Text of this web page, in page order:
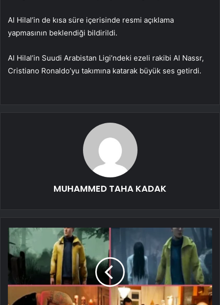
Al Hilal’in de kısa süre içerisinde resmi açıklama
yapmasının beklendiği bildirildi.
Al Hilal’in Suudi Arabistan Ligi’ndeki ezeli rakibi Al Nassr,
Cristiano Ronaldo’yu takımına katarak büyük ses getirdi.
MUHAMMED TAHA KADAK